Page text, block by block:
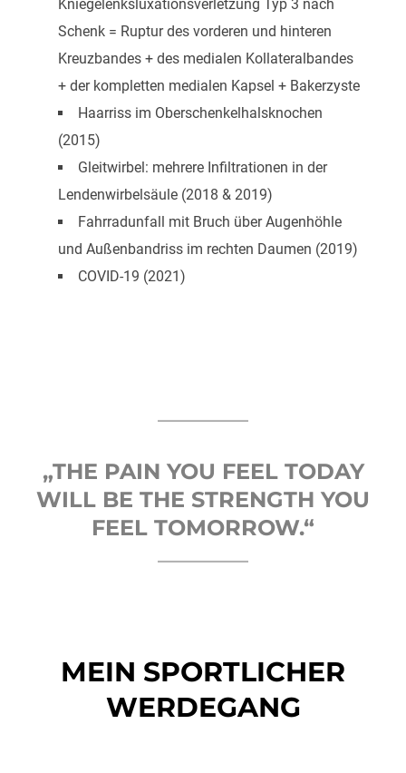
Kniegelenksluxationsverletzung Typ 3 nach
Schenk = Ruptur des vorderen und hinteren
Kreuzbandes + des medialen Kollateralbandes
+ der kompletten medialen Kapsel + Bakerzyste
Haarriss im Oberschenkelhalsknochen
(2015)
Gleitwirbel: mehrere Infiltrationen in der
Lendenwirbelsäule (2018 & 2019)
Fahrradunfall mit Bruch über Augenhöhle
und Außenbandriss im rechten Daumen (2019)
COVID-19 (2021)
„THE PAIN YOU FEEL TODAY
WILL BE THE STRENGTH YOU
FEEL TOMORROW.“
MEIN SPORTLICHER
WERDEGANG